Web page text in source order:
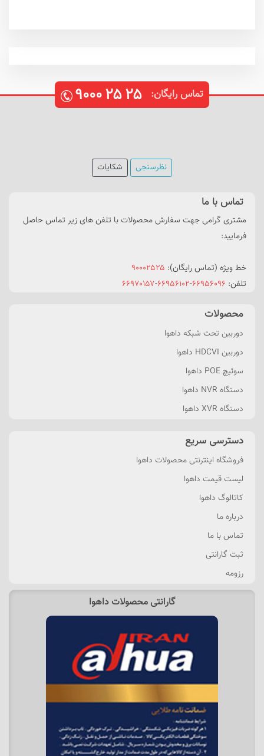
تماس رایگان: ۹۰۰۰۲۵۲۵
نظرسنجی شکایات
تماس با ما
مشتری گرامی جهت سفارش محصولات با تلفن های زیر تماس حاصل
فرمایید:
خط ویژه (تماس رایگان): ۹۰۰۰۲۵۲۵
تلفن: ۶۶۹۵۶۰۹۶-۶۶۹۵۶۱۰۲-۶۶۹۷۰۱۵۷
محصولات
دوربین تحت شبکه داهوا
دوربین HDCVI داهوا
سوئیچ POE داهوا
دستگاه NVR داهوا
دستگاه XVR داهوا
دسترسی سریع
فروشگاه اینترنتی محصولات داهوا
لیست قیمت داهوا
کاتالوگ داهوا
درباره ما
تماس با ما
ثبت گارانتی
رزومه
گارانتی محصولات داهوا